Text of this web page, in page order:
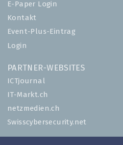
E-Paper Login
Kontakt
Event-Plus-Eintrag
Login
PARTNER-WEBSITES
ICTjournal
IT-Markt.ch
netzmedien.ch
Swisscybersecurity.net